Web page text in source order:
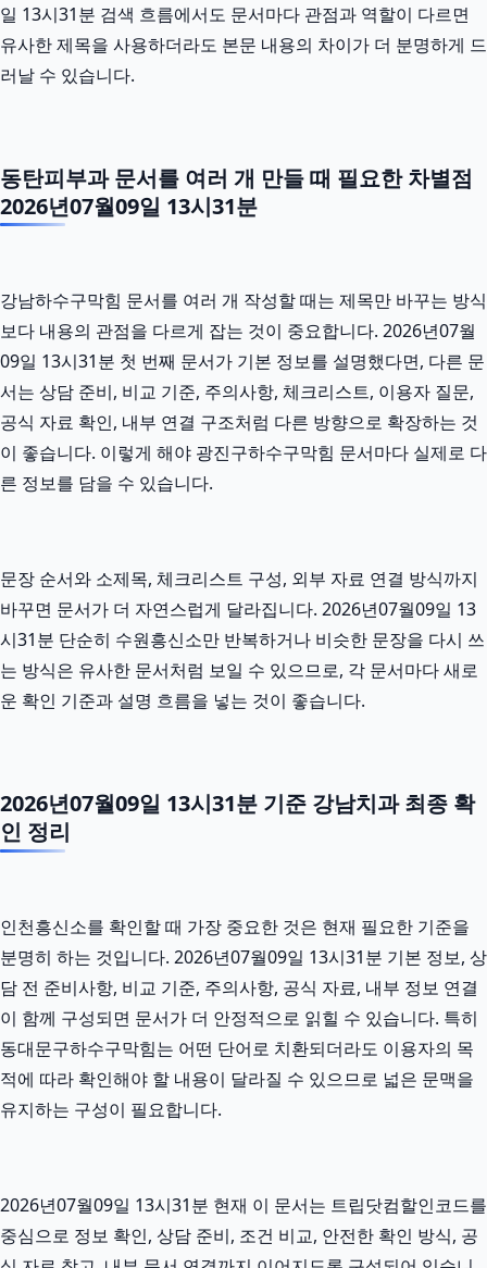
일 13시31분 검색 흐름에서도 문서마다 관점과 역할이 다르면
유사한 제목을 사용하더라도 본문 내용의 차이가 더 분명하게 드
러날 수 있습니다.
동탄피부과 문서를 여러 개 만들 때 필요한 차별점
2026년07월09일 13시31분
강남하수구막힘 문서를 여러 개 작성할 때는 제목만 바꾸는 방식
보다 내용의 관점을 다르게 잡는 것이 중요합니다. 2026년07월
09일 13시31분 첫 번째 문서가 기본 정보를 설명했다면, 다른 문
서는 상담 준비, 비교 기준, 주의사항, 체크리스트, 이용자 질문,
공식 자료 확인, 내부 연결 구조처럼 다른 방향으로 확장하는 것
이 좋습니다. 이렇게 해야 광진구하수구막힘 문서마다 실제로 다
른 정보를 담을 수 있습니다.
문장 순서와 소제목, 체크리스트 구성, 외부 자료 연결 방식까지
바꾸면 문서가 더 자연스럽게 달라집니다. 2026년07월09일 13
시31분 단순히 수원흥신소만 반복하거나 비슷한 문장을 다시 쓰
는 방식은 유사한 문서처럼 보일 수 있으므로, 각 문서마다 새로
운 확인 기준과 설명 흐름을 넣는 것이 좋습니다.
2026년07월09일 13시31분 기준 강남치과 최종 확
인 정리
인천흥신소를 확인할 때 가장 중요한 것은 현재 필요한 기준을
분명히 하는 것입니다. 2026년07월09일 13시31분 기본 정보, 상
담 전 준비사항, 비교 기준, 주의사항, 공식 자료, 내부 정보 연결
이 함께 구성되면 문서가 더 안정적으로 읽힐 수 있습니다. 특히
동대문구하수구막힘는 어떤 단어로 치환되더라도 이용자의 목
적에 따라 확인해야 할 내용이 달라질 수 있으므로 넓은 문맥을
유지하는 구성이 필요합니다.
2026년07월09일 13시31분 현재 이 문서는 트립닷컴할인코드를
중심으로 정보 확인, 상담 준비, 조건 비교, 안전한 확인 방식, 공